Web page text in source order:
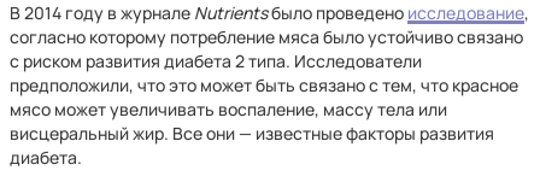
В 2014 году в журнале Nutrientsбыло проведено исследование,
согласно которому потребление мяса было устойчиво связано
с риском развития диабета 2 типа. Исследователи
предположили, что это может быть связано с тем, что красное
мясо может увеличивать воспаление, массу тела или
висцеральный жир. Все они — известные факторы развития
диабета.